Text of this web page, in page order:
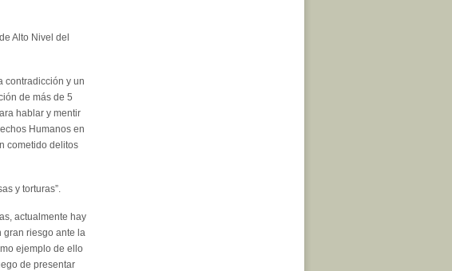
Alto Nivel del
contradicción y un
de más de 5
hablar y mentir
Humanos en
cometido delitos
y torturas”.
actualmente hay
gran riesgo ante la
ejemplo de ello
de presentar